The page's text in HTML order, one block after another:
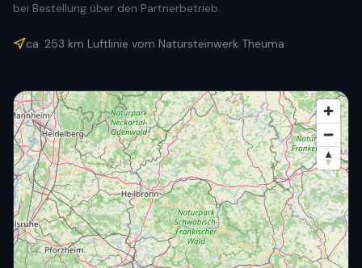
bei Bestellung über den Partnerbetrieb.
ca. 253 km Luftlinie vom Natursteinwerk Theuma